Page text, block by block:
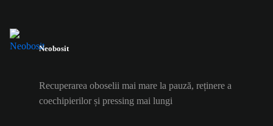
Neobosit
Recuperarea oboselii mai mare la pauză, reținere a
coechipierilor și pressing mai lungi